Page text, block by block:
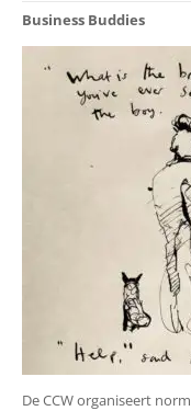
Business Buddies
De CCW organiseert